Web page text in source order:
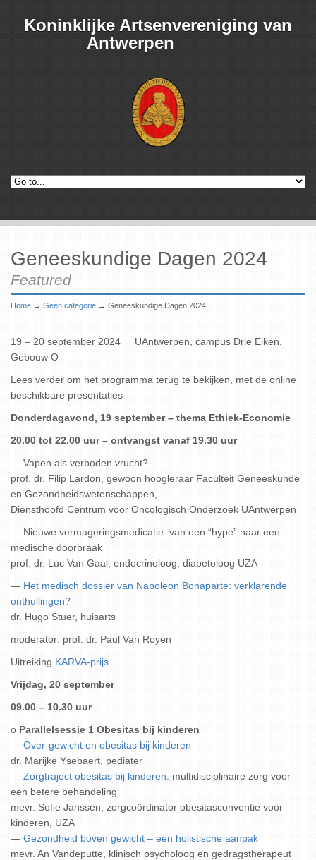
Koninklijke Artsenvereniging van
Antwerpen
Geneeskundige Dagen 2024
Featured
Home → Geen categorie → Geneeskundige Dagen 2024
19 – 20 september 2024 UAntwerpen, campus Drie Eiken,
Gebouw O
Lees verder om het programma terug te bekijken, met de online
beschikbare presentaties
Donderdagavond, 19 september – thema Ethiek-Economie
20.00 tot 22.00 uur – ontvangst vanaf 19.30 uur
— Vapen als verboden vrucht?
prof. dr. Filip Lardon, gewoon hoogleraar Faculteit Geneeskunde
en Gezondheidswetenschappen,
Diensthoofd Centrum voor Oncologisch Onderzoek UAntwerpen
— Nieuwe vermageringsmedicatie: van een “hype” naar een
medische doorbraak
prof. dr. Luc Van Gaal, endocrinoloog, diabetoloog UZA
— Het medisch dossier van Napoleon Bonaparte: verklarende
onthullingen?
dr. Hugo Stuer, huisarts
moderator: prof. dr. Paul Van Royen
Uitreiking KARVA-prijs
Vrijdag, 20 september
09.00 – 10.30 uur
o Parallelsessie 1 Obesitas bij kinderen
— Over-gewicht en obesitas bij kinderen
dr. Marijke Ysebaert, pediater
— Zorgtraject obesitas bij kinderen: multidisciplinaire zorg voor
een betere behandeling
mevr. Sofie Janssen, zorgcoördinator obesitasconventie voor
kinderen, UZA
— Gezondheid boven gewicht – een holistische aanpak
mevr. An Vandeputte, klinisch psycholoog en gedragstherapeut